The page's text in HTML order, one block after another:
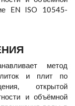
EN ISO 10545-
метод
и плит по
открытой
и объёмной